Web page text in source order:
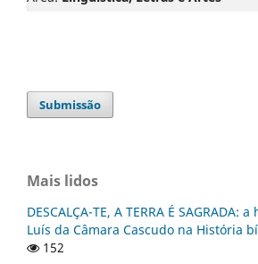
Submissão
Mais lidos
DESCALÇA-TE, A TERRA É SAGRADA:
Luís da Câmara Cascudo na História
152